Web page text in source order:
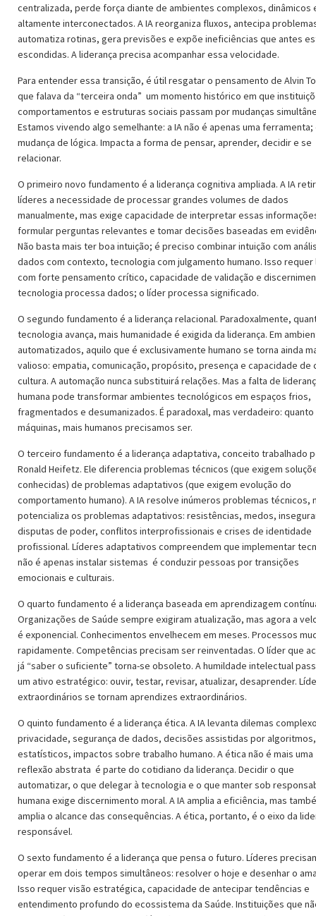
centralizada, perde força diante de ambientes complexos, dinâmicos
altamente interconectados. A IA reorganiza fluxos, antecipa
automatiza rotinas, gera previsões e expõe ineficiências que antes
escondidas. A liderança precisa acompanhar essa velocidade.
Para entender essa transição, é útil resgatar o pensamento de Alvin
que falava da “terceira onda” um momento histórico em que
comportamentos e estruturas sociais passam por mudanças
Estamos vivendo algo semelhante: a IA não é apenas uma ferramenta;
mudança de lógica. Impacta a forma de pensar, aprender, decidir e se
relacionar.
O primeiro novo fundamento é a liderança cognitiva ampliada. A IA
líderes a necessidade de processar grandes volumes de dados
manualmente, mas exige capacidade de interpretar essas
formular perguntas relevantes e tomar decisões baseadas em
Não basta mais ter boa intuição; é preciso combinar intuição com
dados com contexto, tecnologia com julgamento humano. Isso
com forte pensamento crítico, capacidade de validação e
tecnologia processa dados; o líder processa significado.
O segundo fundamento é a liderança relacional. Paradoxalmente,
tecnologia avança, mais humanidade é exigida da liderança. Em
automatizados, aquilo que é exclusivamente humano se torna ainda
valioso: empatia, comunicação, propósito, presença e capacidade de
cultura. A automação nunca substituirá relações. Mas a falta de
humana pode transformar ambientes tecnológicos em espaços frios,
fragmentados e desumanizados. É paradoxal, mas verdadeiro: quanto
máquinas, mais humanos precisamos ser.
O terceiro fundamento é a liderança adaptativa, conceito trabalhado
Ronald Heifetz. Ele diferencia problemas técnicos (que exigem
conhecidas) de problemas adaptativos (que exigem evolução do
comportamento humano). A IA resolve inúmeros problemas técnicos,
potencializa os problemas adaptativos: resistências, medos,
disputas de poder, conflitos interprofissionais e crises de identidade
profissional. Líderes adaptativos compreendem que implementar
não é apenas instalar sistemas é conduzir pessoas por transições
emocionais e culturais.
O quarto fundamento é a liderança baseada em aprendizagem
Organizações de Saúde sempre exigiram atualização, mas agora a
é exponencial. Conhecimentos envelhecem em meses. Processos
rapidamente. Competências precisam ser reinventadas. O líder que
já “saber o suficiente” torna-se obsoleto. A humildade intelectual
um ativo estratégico: ouvir, testar, revisar, atualizar, desaprender.
extraordinários se tornam aprendizes extraordinários.
O quinto fundamento é a liderança ética. A IA levanta dilemas
privacidade, segurança de dados, decisões assistidas por
estatísticos, impactos sobre trabalho humano. A ética não é mais uma
reflexão abstrata é parte do cotidiano da liderança. Decidir o que
automatizar, o que delegar à tecnologia e o que manter sob
humana exige discernimento moral. A IA amplia a eficiência, mas
amplia o alcance das consequências. A ética, portanto, é o eixo da
responsável.
O sexto fundamento é a liderança que pensa o futuro. Líderes
operar em dois tempos simultâneos: resolver o hoje e desenhar o
Isso requer visão estratégica, capacidade de antecipar tendências e
entendimento profundo do ecossistema da Saúde. Instituições que